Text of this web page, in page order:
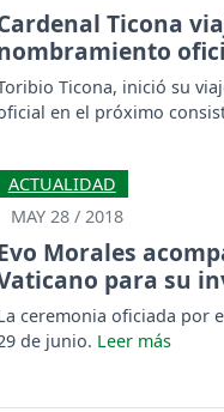
Ticona
Ticona, inició su
en el próximo
ACTUALIDAD
MAY 28 / 2018
Morales
para su
ceremonia oficiada por
de junio.